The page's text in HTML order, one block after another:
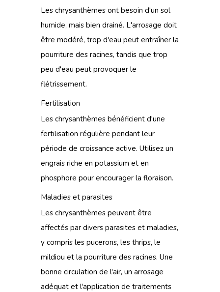
Les chrysanthèmes ont besoin d'un sol
humide, mais bien drainé. L'arrosage doit
être modéré, trop d'eau peut entraîner la
pourriture des racines, tandis que trop
peu d'eau peut provoquer le
flétrissement.
Fertilisation
Les chrysanthèmes bénéficient d'une
fertilisation régulière pendant leur
période de croissance active. Utilisez un
engrais riche en potassium et en
phosphore pour encourager la floraison.
Maladies et parasites
Les chrysanthèmes peuvent être
affectés par divers parasites et maladies,
y compris les pucerons, les thrips, le
mildiou et la pourriture des racines. Une
bonne circulation de l'air, un arrosage
adéquat et l'application de traitements